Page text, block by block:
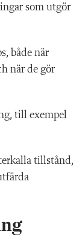
som utgör
både när
när de gör
till exempel
tillstånd,